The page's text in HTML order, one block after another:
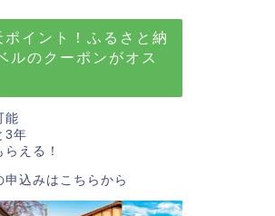
イント！ふるさと納
ルのクーポンがオス
能
3年
える！
申込みはこちら から